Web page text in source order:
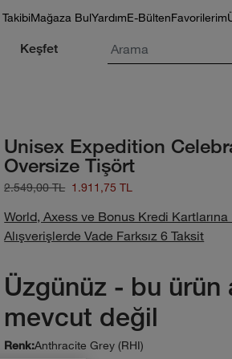
Mağaza BulYardımE-BültenFavorilerim
Keşfet Arama
Unisex Expedition
Oversize Tişört
1.911,75 TL
2.549,00 TL
World, Axess ve Bonus Kredi
Alışverişlerde Vade Farksız 6 Taksit
Üzgünüz - bu ürün
mevcut değil
Renk:Anthracite Grey (RHI)